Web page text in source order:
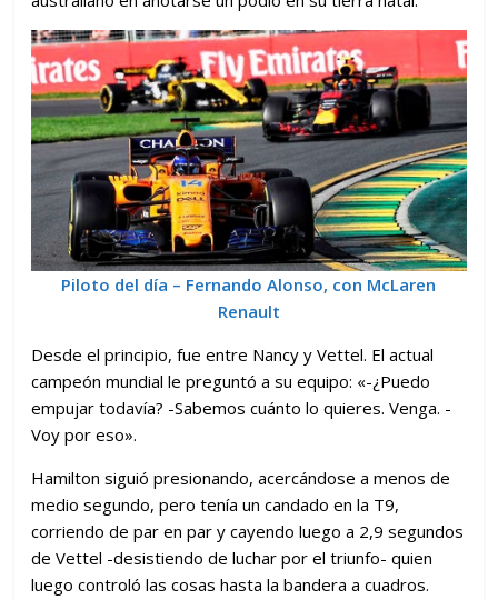
Piloto del día – Fernando Alonso, con McLaren
Renault
Desde el principio, fue entre Nancy y Vettel. El actual
campeón mundial le preguntó a su equipo: «-¿Puedo
empujar todavía? -Sabemos cuánto lo quieres. Venga. -
Voy por eso».
Hamilton siguió presionando, acercándose a menos de
medio segundo, pero tenía un candado en la T9,
corriendo de par en par y cayendo luego a 2,9 segundos
de Vettel -desistiendo de luchar por el triunfo- quien
luego controló las cosas hasta la bandera a cuadros.